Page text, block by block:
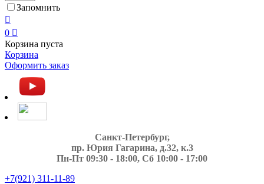
Запомнить

0 
Корзина пуста
Корзина
Оформить заказ
Санкт-Петербург,
пр. Юрия Гагарина, д.32, к.3
Пн-Пт 09:30 - 18:00, Сб 10:00 - 17:00
+7(921) 311-11-89